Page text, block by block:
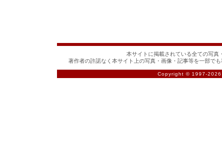
本サイトに掲載されている全ての写真
著作者の許諾なく本サイト上の写真・画像・記事等を一部で
Copyright © 1997-